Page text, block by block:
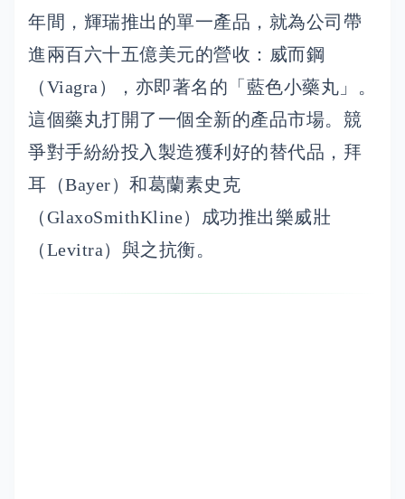
年間，輝瑞推出的單一產品，就為公司帶
進兩百六十五億美元的營收：威而鋼
（Viagra），亦即著名的「藍色小藥丸」。
這個藥丸打開了一個全新的產品市場。競
爭對手紛紛投入製造獲利好的替代品，拜
耳（Bayer）和葛蘭素史克
（GlaxoSmithKline）成功推出樂威壯
（Levitra）與之抗衡。